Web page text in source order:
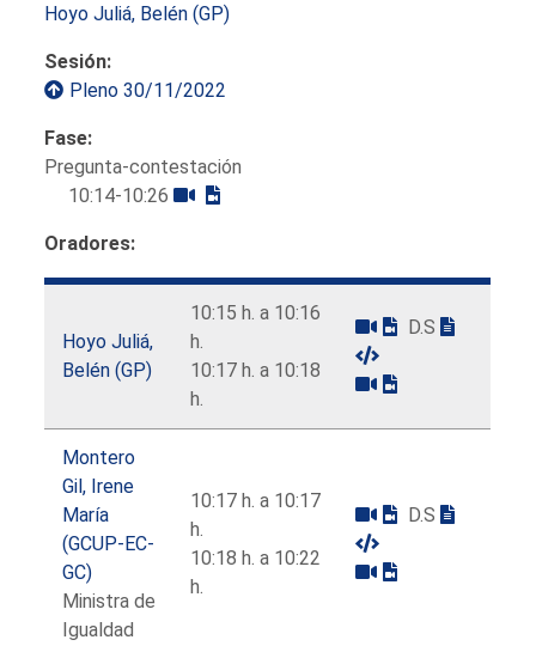
Hoyo Juliá, Belén (GP)
Sesión:
Pleno 30/11/2022
Fase:
Pregunta-contestación
10:14-10:26
Oradores:
Hoyo Juliá,
Belén (GP)
10:15 h. a 10:16
h.
10:17 h. a 10:18
h.
D.S
Montero
Gil, Irene
María
(GCUP-EC-
GC)
Ministra de
Igualdad
10:17 h. a 10:17
h.
10:18 h. a 10:22
h.
D.S